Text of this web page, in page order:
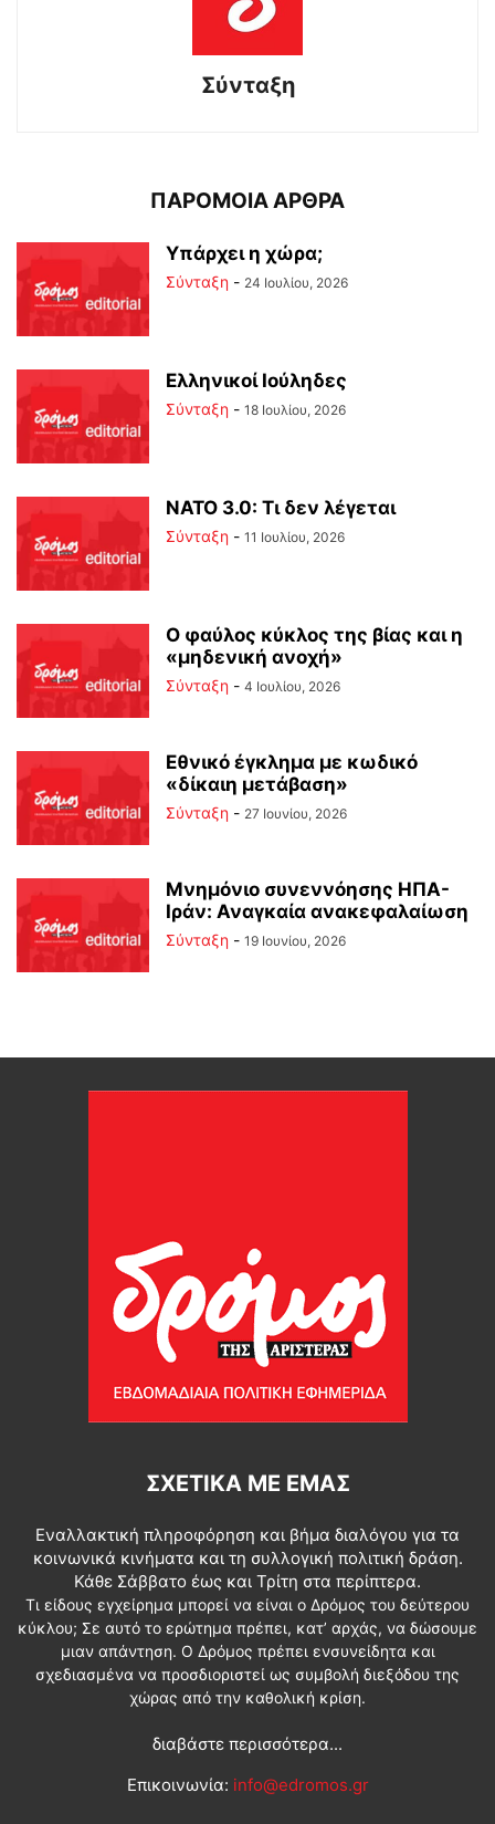
Σύνταξη
ΠΑΡΟΜΟΙΑ ΑΡΘΡΑ
Υπάρχει η χώρα;
Σύνταξη - 24 Ιουλίου, 2026
Ελληνικοί Ιούληδες
Σύνταξη - 18 Ιουλίου, 2026
ΝΑΤΟ 3.0: Τι δεν λέγεται
Σύνταξη - 11 Ιουλίου, 2026
Ο φαύλος κύκλος της βίας και η
«μηδενική ανοχή»
Σύνταξη - 4 Ιουλίου, 2026
Εθνικό έγκλημα με κωδικό
«δίκαιη μετάβαση»
Σύνταξη - 27 Ιουνίου, 2026
Μνημόνιο συνεννόησης ΗΠΑ-
Ιράν: Αναγκαία ανακεφαλαίωση
Σύνταξη - 19 Ιουνίου, 2026
ΣΧΕΤΙΚΆ ΜΕ ΕΜΆΣ
Εναλλακτική πληροφόρηση και βήμα διαλόγου για τα
κοινωνικά κινήματα και τη συλλογική πολιτική δράση.
Κάθε Σάββατο έως και Τρίτη στα περίπτερα.
Τι είδους εγχείρημα μπορεί να είναι ο Δρόμος του δεύτερου
κύκλου; Σε αυτό το ερώτημα πρέπει, κατ’ αρχάς, να δώσουμε
μιαν απάντηση. Ο Δρόμος πρέπει ενσυνείδητα και
σχεδιασμένα να προσδιοριστεί ως συμβολή διεξόδου της
χώρας από την καθολική κρίση.
διαβάστε περισσότερα...
Επικοινωνία: info@edromos.gr